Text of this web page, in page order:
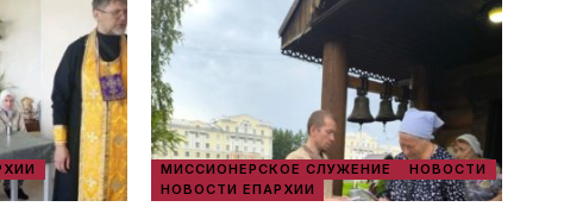
МИССИОНЕРСКОЕ СЛУЖЕНИЕ
НОВОСТИ
НОВОСТИ ЕПАРХИИ